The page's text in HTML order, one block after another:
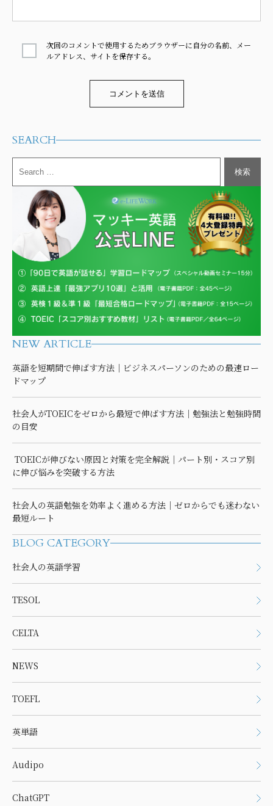
次回のコメントで使用するためブラウザーに自分の名前、メー
ルアドレス、サイトを保存する。
SEARCH
NEW ARTICLE
英語を短期間で伸ばす方法｜ビジネスパーソンのための最速ロー
ドマップ
社会人がTOEICをゼロから最短で伸ばす方法｜勉強法と勉強時間
の目安
TOEICが伸びない原因と対策を完全解説｜パート別・スコア別
に伸び悩みを突破する方法
社会人の英語勉強を効率よく進める方法｜ゼロからでも迷わない
最短ルート
BLOG CATEGORY
社会人の英語学習
TESOL
CELTA
NEWS
TOEFL
英単語
Audipo
ChatGPT